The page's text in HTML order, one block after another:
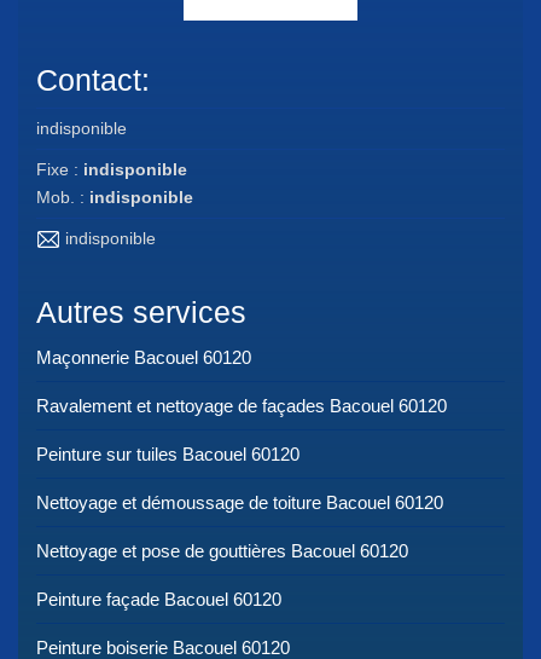
Contact:
indisponible
Fixe : indisponible
Mob. : indisponible
indisponible
Autres services
Maçonnerie Bacouel 60120
Ravalement et nettoyage de façades Bacouel 60120
Peinture sur tuiles Bacouel 60120
Nettoyage et démoussage de toiture Bacouel 60120
Nettoyage et pose de gouttières Bacouel 60120
Peinture façade Bacouel 60120
Peinture boiserie Bacouel 60120